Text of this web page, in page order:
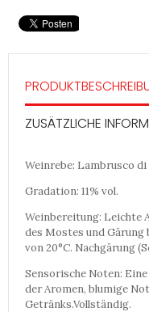
ZUSÄTZLICHE
Weinrebe: Lambrusco
Gradation: 11% vol.
Weinbereitung: Leichte
des Mostes und
von 20°C. Nachgärung
Sensorische Noten:
der Aromen, blumige
Getränks.Vollständig.